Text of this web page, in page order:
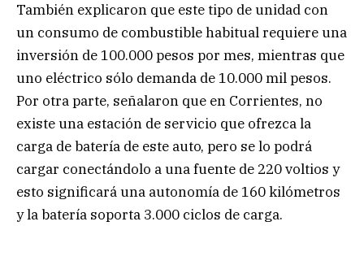
También explicaron que este tipo de unidad con
un consumo de combustible habitual requiere una
inversión de 100.000 pesos por mes, mientras que
uno eléctrico sólo demanda de 10.000 mil pesos.
Por otra parte, señalaron que en Corrientes, no
existe una estación de servicio que ofrezca la
carga de batería de este auto, pero se lo podrá
cargar conectándolo a una fuente de 220 voltios y
esto significará una autonomía de 160 kilómetros
y la batería soporta 3.000 ciclos de carga.